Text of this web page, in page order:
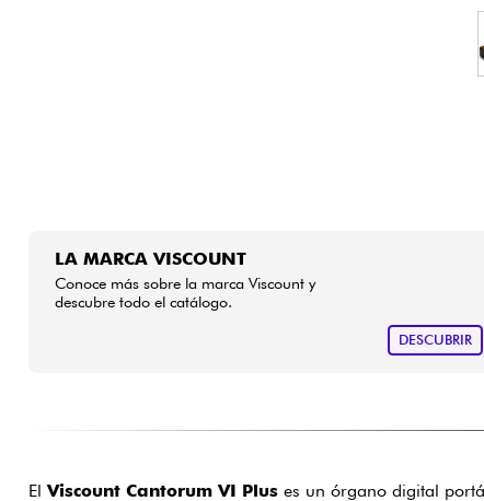
LA MARCA VISCOUNT
Conoce más sobre la marca Viscount y
descubre todo el catálogo.
DESCUBRIR
ElViscount Cantorum VI Pluses un órgano digital